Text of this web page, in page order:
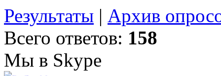
Результаты | Архив
Всего ответов: 158
Мы в Skype